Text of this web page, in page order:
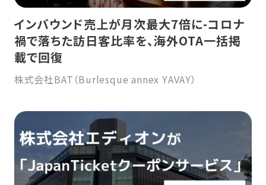
インバウンド売上が月次最大7倍に-コロナ
禍で落ちた訪日客比率を、海外OTA一括掲
載で回復
株式会社BAT（Burlesque annex YAVAY）